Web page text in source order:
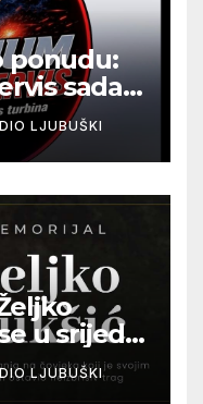
ponudu:
sada
LJUBUŠKI
u srijedu
LJUBUŠKI